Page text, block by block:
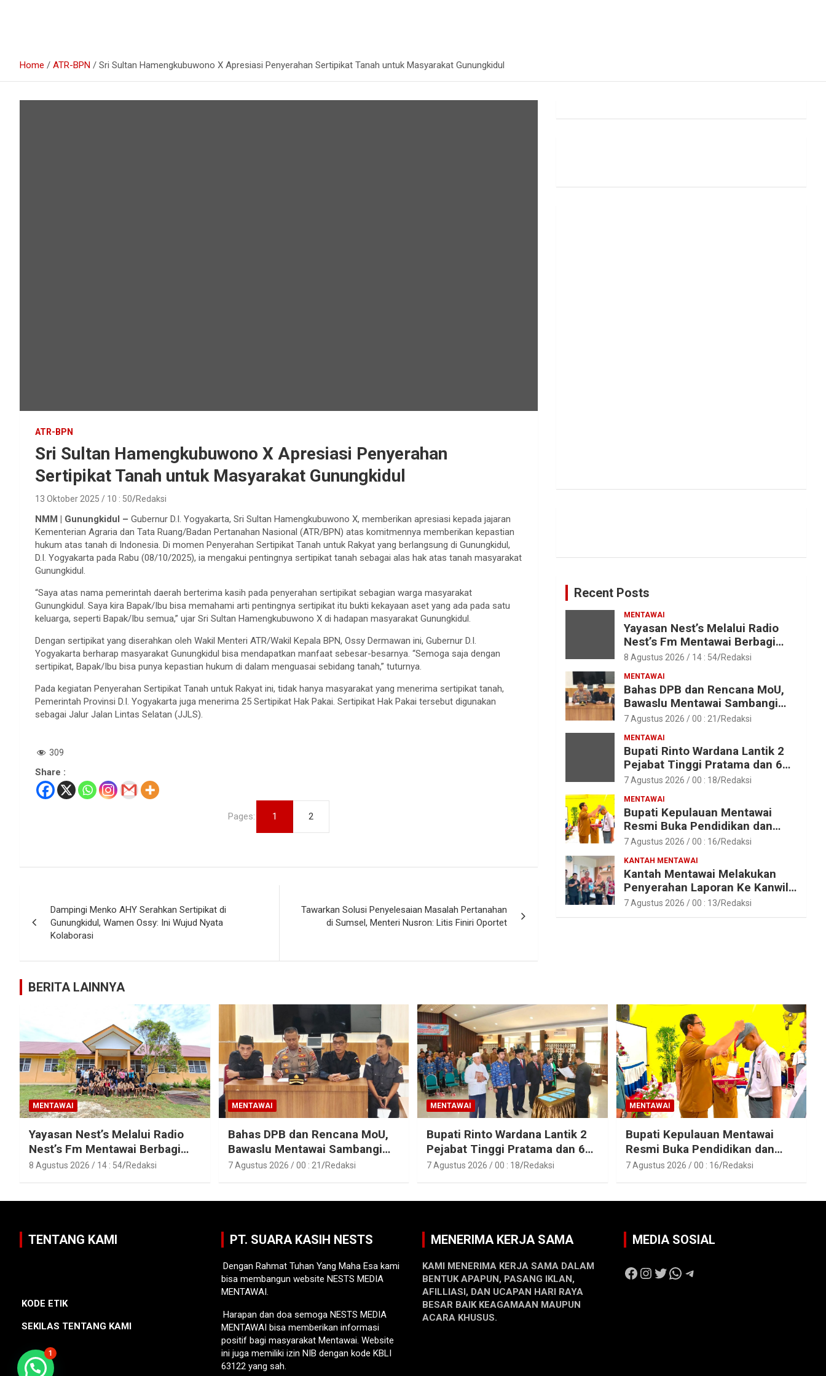
Home ATR-BPN Sri Sultan Hamengkubuwono X Apresiasi Penyerahan Sertipikat Tanah untuk Masyarakat Gunungkidul
ATR-BPN
Sri Sultan Hamengkubuwono X Apresiasi Penyerahan
Sertipikat Tanah untuk Masyarakat Gunungkidul
13 Oktober 2025 / 10 : 50 Redaksi
NMM | Gunungkidul – Gubernur D.I. Yogyakarta, Sri Sultan Hamengkubuwono X, memberikan apresiasi kepada jajaran
Kementerian Agraria dan Tata Ruang/Badan Pertanahan Nasional (ATR/BPN) atas komitmennya memberikan kepastian
hukum atas tanah di Indonesia. Di momen Penyerahan Sertipikat Tanah untuk Rakyat yang berlangsung di Gunungkidul,
D.I. Yogyakarta pada Rabu (08/10/2025), ia mengakui pentingnya sertipikat tanah sebagai alas hak atas tanah masyarakat
Gunungkidul.
“Saya atas nama pemerintah daerah berterima kasih pada penyerahan sertipikat sebagian warga masyarakat
Gunungkidul. Saya kira Bapak/Ibu bisa memahami arti pentingnya sertipikat itu bukti kekayaan aset yang ada pada satu
keluarga, seperti Bapak/Ibu semua,” ujar Sri Sultan Hamengkubuwono X di hadapan masyarakat Gunungkidul.
Dengan sertipikat yang diserahkan oleh Wakil Menteri ATR/Wakil Kepala BPN, Ossy Dermawan ini, Gubernur D.I.
Yogyakarta berharap masyarakat Gunungkidul bisa mendapatkan manfaat sebesar-besarnya. “Semoga saja dengan
sertipikat, Bapak/Ibu bisa punya kepastian hukum di dalam menguasai sebidang tanah,” tuturnya.
Pada kegiatan Penyerahan Sertipikat Tanah untuk Rakyat ini, tidak hanya masyarakat yang menerima sertipikat tanah,
Pemerintah Provinsi D.I. Yogyakarta juga menerima 25 Sertipikat Hak Pakai. Sertipikat Hak Pakai tersebut digunakan
sebagai Jalur Jalan Lintas Selatan (JJLS).
309
Share :
Pages: 1 2
pos
Dampingi Menko AHY Serahkan Sertipikat di
Gunungkidul, Wamen Ossy: Ini Wujud Nyata
Kolaborasi
Tawarkan Solusi Penyelesaian Masalah Pertanahan
di Sumsel, Menteri Nusron: Litis Finiri Oportet
Recent Posts
MENTAWAI
Yayasan Nest’s Melalui Radio
Nest’s Fm Mentawai Berbagi
Kasih Dengan Anak – Anak
8 Agustus 2026 / 14 : 54 Redaksi
MENTAWAI
Bahas DPB dan Rencana MoU,
Bawaslu Mentawai Sambangi
Polres Mentawai
7 Agustus 2026 / 00 : 21 Redaksi
MENTAWAI
Bupati Rinto Wardana Lantik 2
Pejabat Tinggi Pratama dan 6
Pejabat Fungsional di
Mentawai
7 Agustus 2026 / 00 : 18 Redaksi
MENTAWAI
Bupati Kepulauan Mentawai
Resmi Buka Pendidikan dan
Pelatihan Calon Paskibraka
7 Agustus 2026 / 00 : 16 Redaksi
KANTAH MENTAWAI
Kantah Mentawai Melakukan
Penyerahan Laporan Ke Kanwil
Kemen ATR/BPN RI Sumbar
7 Agustus 2026 / 00 : 13 Redaksi
BERITA LAINNYA
MENTAWAI
Yayasan Nest’s Melalui Radio
Nest’s Fm Mentawai Berbagi
Kasih Dengan Anak – Anak
8 Agustus 2026 / 14 : 54 Redaksi
MENTAWAI
Bahas DPB dan Rencana MoU,
Bawaslu Mentawai Sambangi
Polres Mentawai
7 Agustus 2026 / 00 : 21 Redaksi
MENTAWAI
Bupati Rinto Wardana Lantik 2
Pejabat Tinggi Pratama dan 6
Pejabat Fungsional di
7 Agustus 2026 / 00 : 18 Redaksi
MENTAWAI
Bupati Kepulauan Mentawai
Resmi Buka Pendidikan dan
Pelatihan Calon Paskibraka
7 Agustus 2026 / 00 : 16 Redaksi
TENTANG KAMI
KODE ETIK
SEKILAS TENTANG KAMI
PT. SUARA KASIH NESTS
Dengan Rahmat Tuhan Yang Maha Esa kami
bisa membangun website NESTS MEDIA
MENTAWAI.
Harapan dan doa semoga NESTS MEDIA
MENTAWAI bisa memberikan informasi
positif bagi masyarakat Mentawai. Website
ini juga memiliki izin NIB dengan kode KBLI
63122 yang sah.
MENERIMA KERJA SAMA
KAMI MENERIMA KERJA SAMA DALAM
BENTUK APAPUN, PASANG IKLAN,
AFILLIASI, DAN UCAPAN HARI RAYA
BESAR BAIK KEAGAMAAN MAUPUN
ACARA KHUSUS.
MEDIA SOSIAL
Facebook
Instagram
Twitter
WhatsApp
Telegram
1